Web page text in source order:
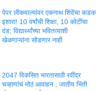
पेपर लीकवाल्यांवर एकनाथ शिंदेंचा कडक
इशारा! 10 वर्षांची शिक्षा, 10 कोटींचा
दंड; विद्यार्थ्यांच्या भवितव्याशी
खेळणाऱ्यांना सोडणार नाही
2047 विकसित भारतासाठी रवींद्र
चव्हाणांचं मोठं आवाहन ; जातीय भिंती